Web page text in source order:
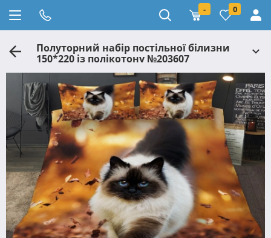
- 0
Полуторний набір постільної білизни
150*220 із полікотону №203607
Черешенька™